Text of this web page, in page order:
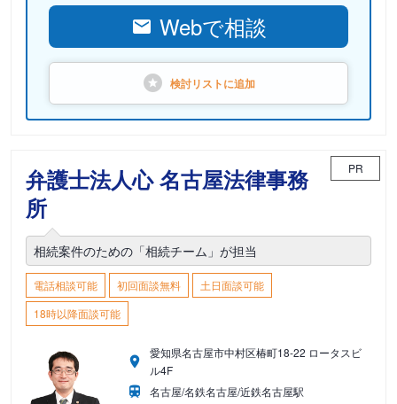
Webで相談
検討リストに追加
弁護士法人心 名古屋法律事務
所
PR
相続案件のための「相続チーム」が担当
電話相談可能 初回面談無料
土日面談可能
18時以降面談可能
愛知県名古屋市中村区椿町18-22 ロータスビ
ル4F
名古屋/名鉄名古屋/近鉄名古屋駅